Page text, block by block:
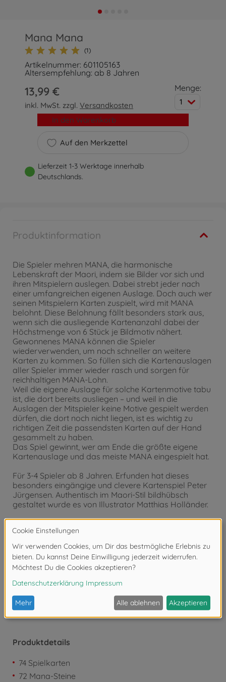
Mana Mana
(1)
Artikelnummer: 601105163
Altersempfehlung: ab 8 Jahren
13,99 €
inkl. MwSt. zzgl.Versandkosten
Menge:
1
Auf den Merkzettel
In den Warenkorb
Lieferzeit 1-3 Werktage innerhalb
Deutschlands.
Produktinformation
Die Spieler mehren MANA, die harmonische
Lebenskraft der Maori, indem sie Bilder vor sich und
ihren Mitspielern auslegen. Dabei strebt jeder nach
einer umfangreichen eigenen Auslage. Doch auch wer
seinen Mitspielern Karten zuspielt, wird mit MANA
belohnt. Diese Belohnung fällt besonders stark aus,
wenn sich die ausliegende Kartenanzahl dabei der
Höchstmenge von 6 Stück je Bildmotiv nähert.
Gewonnenes MANA können die Spieler
wiederverwenden, um noch schneller an weitere
Karten zu kommen. So füllen sich die Kartenauslagen
aller Spieler immer wieder rasch und sorgen für
reichhaltigen MANA-Lohn.
Weil die eigene Auslage für solche Kartenmotive tabu
ist, die dort bereits ausliegen – und weil in die
Auslagen der Mitspieler keine Motive gespielt werden
dürfen, die dort noch nicht liegen, ist es wichtig zu
richtigen Zeit die passendsten Karten auf der Hand
gesammelt zu haben.
Das Spiel gewinnt, wer am Ende die größte eigene
Kartenauslage und das meiste MANA eingespielt hat.
Für 3-4 Spieler ab 8 Jahren. Erfunden hat dieses
besonders eingängige und clevere Kartenspiel Peter
Jürgensen. Authentisch im Maori-Stil bildhübsch
gestaltet wurde es von Illustrator Matthias Holländer.
Autor: Peter Jürgensen
Achtung!Nicht geeignet für Kinder unter 3
Jahren. Erstickungsgefahr durch Kleinteile.
Produktdetails
74 Spielkarten
72 Mana-Steine